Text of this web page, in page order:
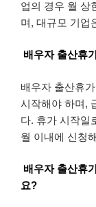
업의 경우 월 상
며, 대규모 기업
배우자 출산휴
배우자 출산휴
시작해야 하며,
다. 휴가 시작일
월 이내에 신청
배우자 출산휴
요?